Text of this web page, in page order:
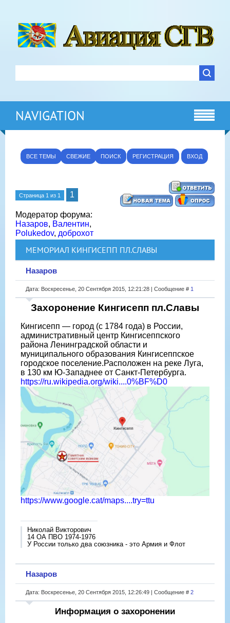
NAVIGATION
ВСЕ ТЕМЫ СВЕЖИЕ ПОИСК РЕГИСТРАЦИЯ ВХОД
Страница 1 из 1 1
Модератор форума:
Назаров, Валентин,
Polukedov, доброхот
МЕМОРИАЛ КИНГИСЕПП ПЛ.СЛАВЫ
Назаров
Дата: Воскресенье, 20 Сентября 2015, 12:21:28 | Сообщение # 1
Захоронение Кингисепп пл.Славы
Кингисепп — город (с 1784 года) в России,
административный центр Кингисеппского
района Ленинградской области и
муниципального образования Кингисеппское
городское поселение.Расположен на реке Луга,
в 130 км Ю-Западнее от Санкт-Петербурга.
https://ru.wikipedia.org/wiki....0%BF%D0
https://www.google.cat/maps....try=ttu
Николай Викторович
14 ОА ПВО 1974-1976
У России только два союзника - это Армия и Флот
Назаров
Дата: Воскресенье, 20 Сентября 2015, 12:26:49 | Сообщение # 2
Информация о захоронении